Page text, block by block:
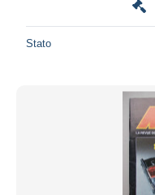
Stato